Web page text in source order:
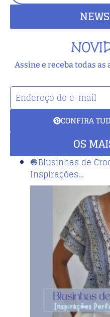
Assine e receba todas
CONFIRA
OS
🧶Blusinhas de
Inspirações…